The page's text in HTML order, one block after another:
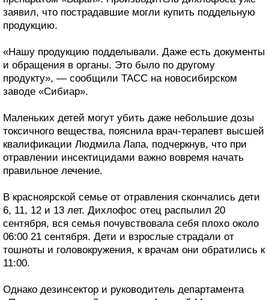
заявил, что пострадавшие могли купить поддельную
продукцию.
«Нашу продукцию подделывали. Даже есть документы
и обращения в органы. Это было по другому
продукту», — сообщили ТАСС на новосибирском
заводе «Сибиар».
Маленьких детей могут убить даже небольшие дозы
токсичного вещества, пояснила врач-терапевт высшей
квалификации Людмила Лапа, подчеркнув, что при
отравлении инсектицидами важно вовремя начать
правильное лечение.
В красноярской семье от отравления скончались дети
6, 11, 12 и 13 лет. Дихлофос отец распылил 20
сентября, вся семья почувствовала себя плохо около
06:00 21 сентября. Дети и взрослые страдали от
тошноты и головокружения, к врачам они обратились к
11:00.
Однако дезинсектор и руководитель департамента